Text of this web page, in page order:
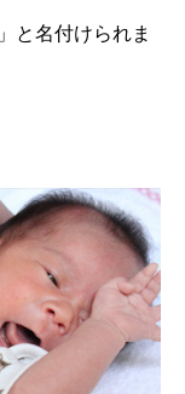
と名付けられま